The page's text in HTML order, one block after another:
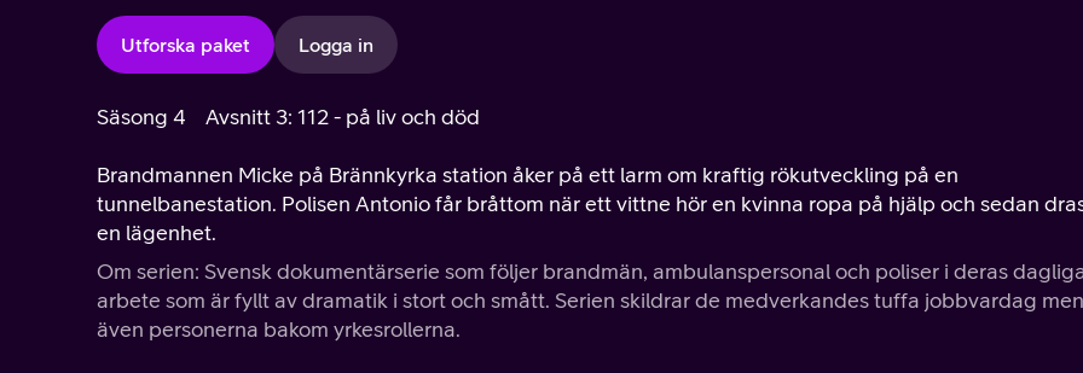
Utforska paket Logga in
Säsong 4 Avsnitt 3: 112 - på liv och död
Brandmannen Micke på Brännkyrka station åker på ett larm om kraftig rökutveckling på en
tunnelbanestation. Polisen Antonio får bråttom när ett vittne hör en kvinna ropa på hjälp och sedan
en lägenhet.
Om serien: Svensk dokumentärserie som följer brandmän, ambulanspersonal och poliser i deras
arbete som är fyllt av dramatik i stort och smått. Serien skildrar de medverkandes tuffa jobbvardag men
även personerna bakom yrkesrollerna.